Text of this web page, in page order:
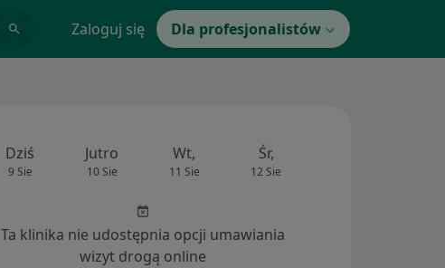
Zaloguj się Dla profesjonalistów
Dziś
9 Sie
Jutro
10 Sie
Wt,
11 Sie
Śr,
12 Sie
Ta klinika nie udostępnia opcji umawiania
wizyt drogą online